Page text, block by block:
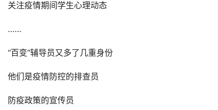
关注疫情期间学生心理动态
……
“百变”辅导员又多了几重身份
他们是疫情防控的排查员
防疫政策的宣传员